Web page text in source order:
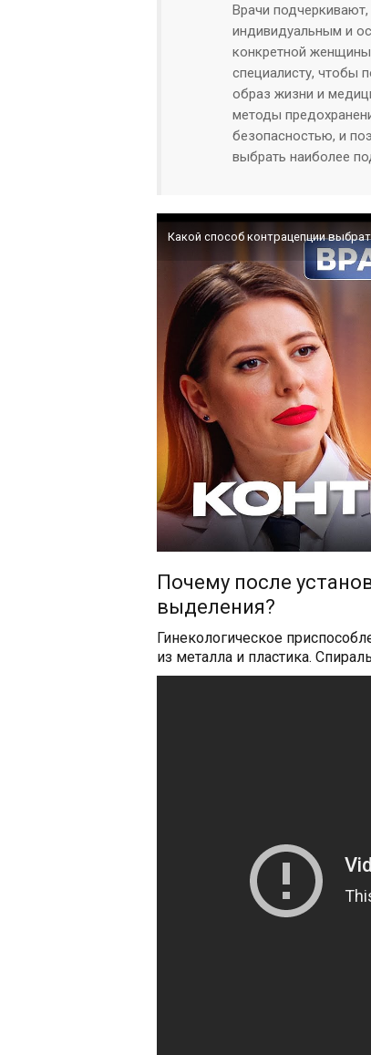
Врачи
индивидуальным и
конкретной
специалисту, чтобы
образ жизни и
методы
безопасностью, и
выбрать наиболее
Какой способ контрацепции
Почему после
выделения?
Гинекологическое
из металла и пластика.